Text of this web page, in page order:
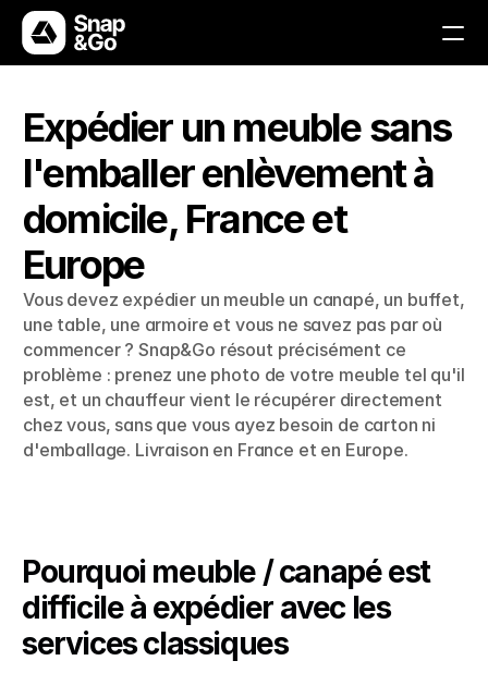
Expédier un meuble sans
l'emballer enlèvement à
domicile, France et
Europe
Vous devez expédier un meuble un canapé, un buffet,
une table, une armoire et vous ne savez pas par où
commencer ? Snap&Go résout précisément ce
problème : prenez une photo de votre meuble tel qu'il
est, et un chauffeur vient le récupérer directement
chez vous, sans que vous ayez besoin de carton ni
d'emballage. Livraison en France et en Europe.
Pourquoi meuble / canapé est
difficile à expédier avec les
services classiques
Solutions
Comment ça marche
Avantages
FAQs
Contactez-nous
Télécharger l'application
Télécharger l'application